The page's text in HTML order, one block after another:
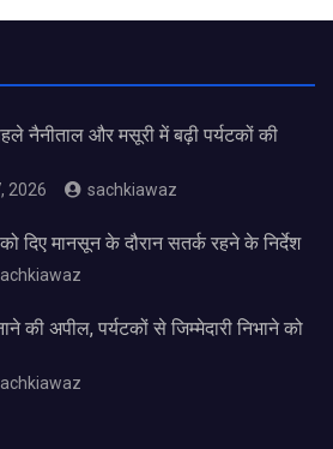
नैनीताल और मसूरी में बढ़ी पर्यटकों की
2026 sachkiawaz
दिए मानसून के दौरान सतर्क रहने के निर्देश
की अपील, पर्यटकों से जिम्मेदारी निभाने को